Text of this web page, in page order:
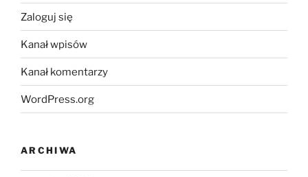
Zaloguj się
Kanał wpisów
Kanał komentarzy
WordPress.org
ARCHIWA